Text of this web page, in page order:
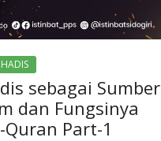
sebagai Sumber
dan Fungsinya
Part-1